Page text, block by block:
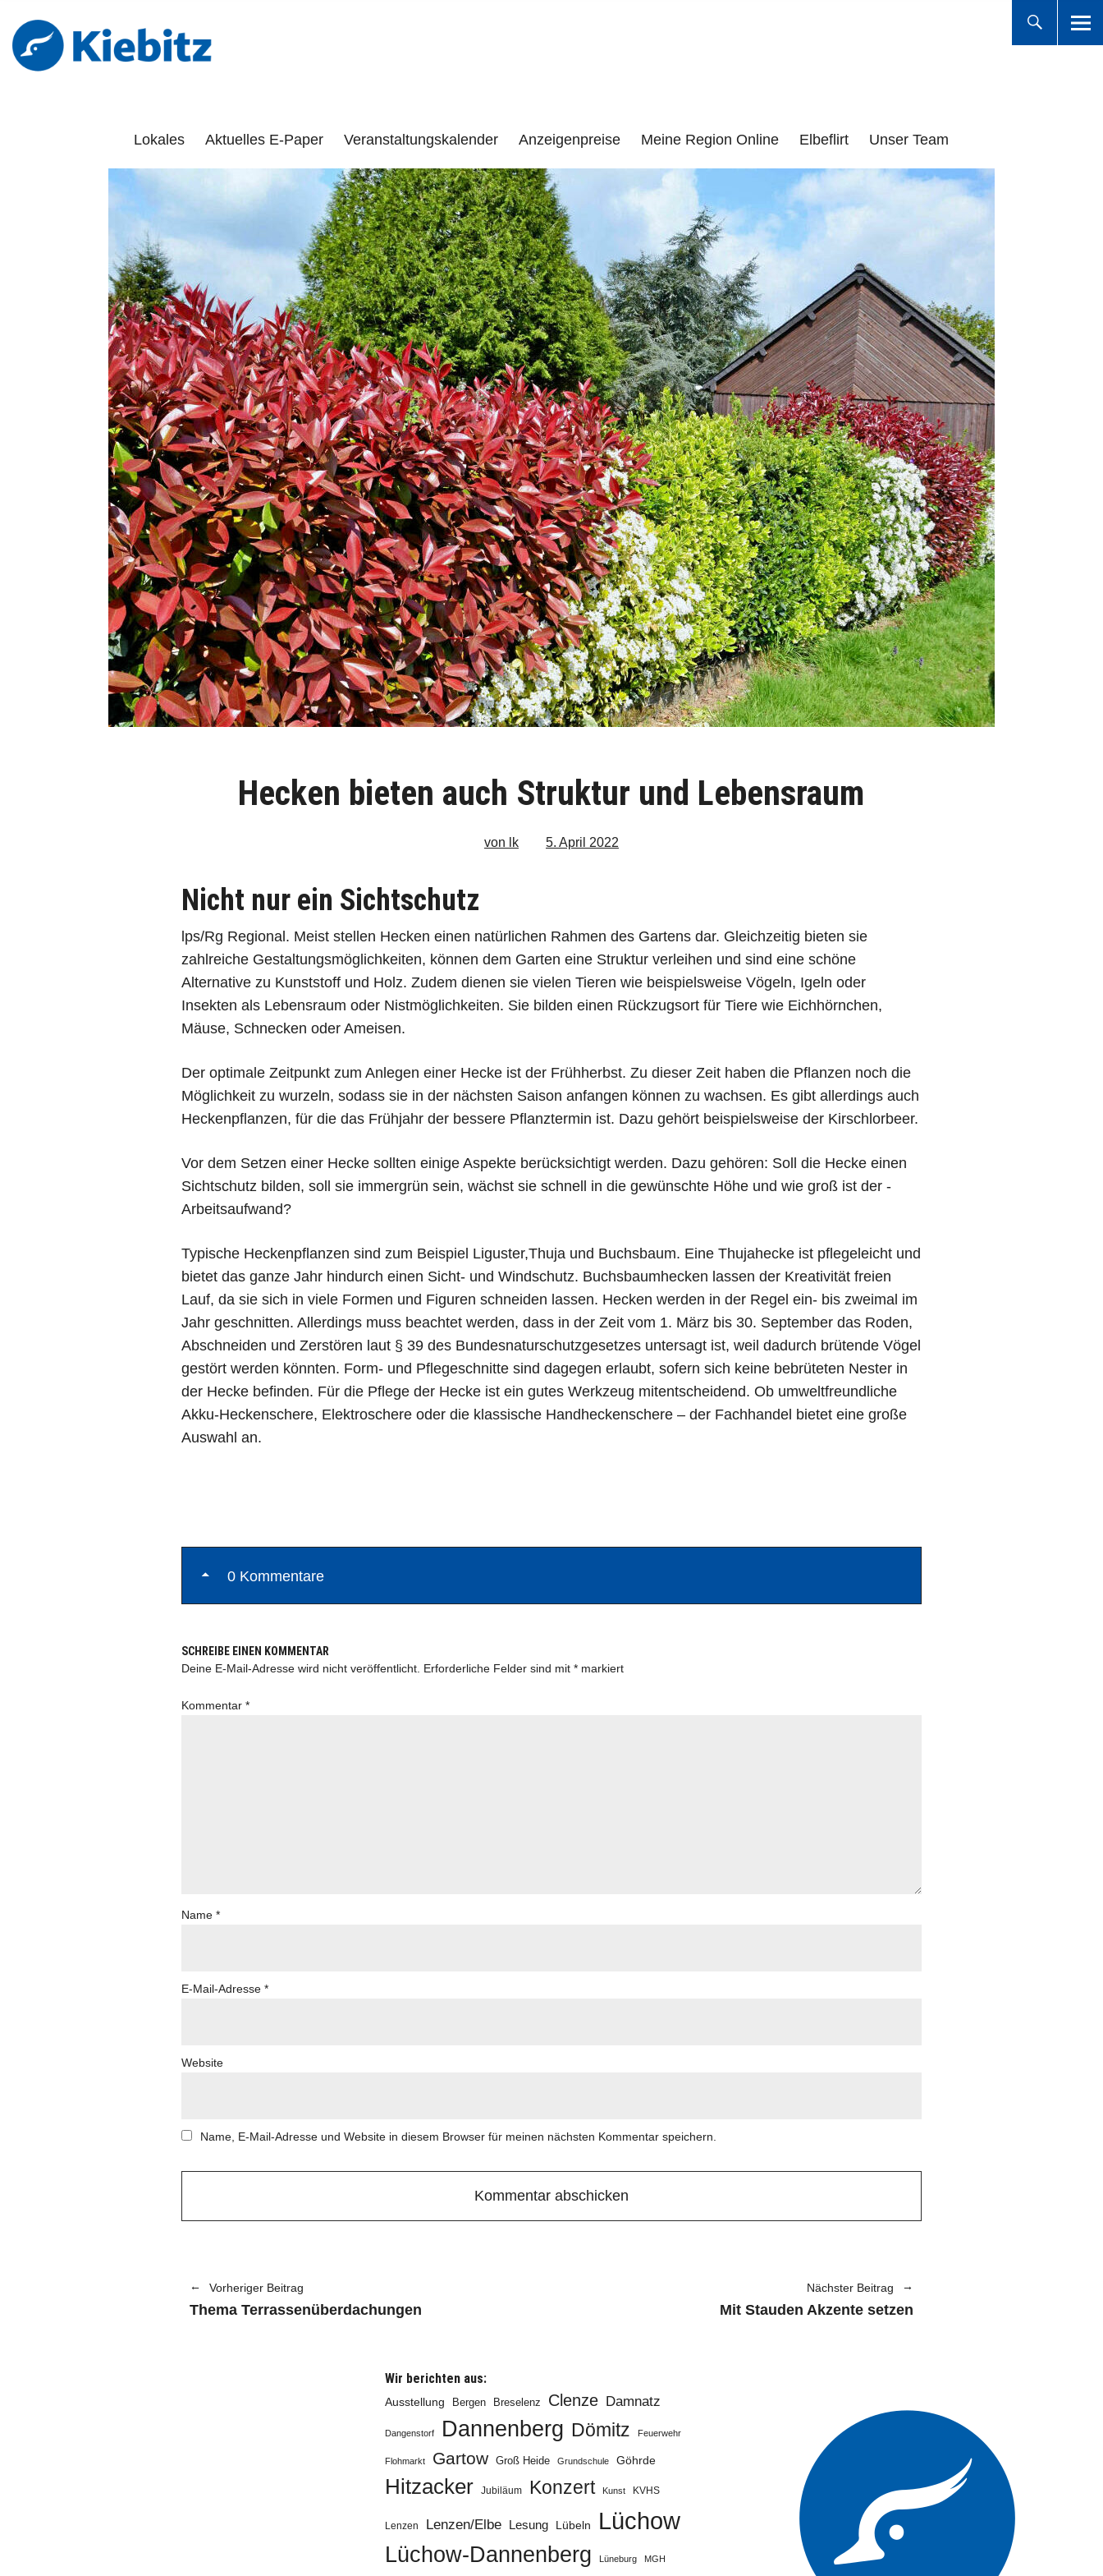
Kiebitz-Online
Lokales Aktuelles E-Paper Veranstaltungskalender Anzeigenpreise Meine Region Online Elbeflirt Unser Team
Hecken bieten auch Struktur und Lebensraum
von lk 5. April 2022
Nicht nur ein Sichtschutz
lps/Rg Regional. Meist stellen Hecken einen natürlichen Rahmen des Gartens dar. Gleichzeitig bieten sie
zahlreiche Gestaltungsmöglichkeiten, können dem Garten eine Struktur verleihen und sind eine schöne
Alternative zu Kunststoff und Holz. Zudem dienen sie vielen Tieren wie beispielsweise Vögeln, Igeln oder
Insekten als Lebensraum oder Nistmöglichkeiten. Sie bilden einen Rückzugsort für Tiere wie Eichhörnchen,
Mäuse, Schnecken oder Ameisen.
Der optimale Zeitpunkt zum Anlegen einer Hecke ist der Frühherbst. Zu dieser Zeit ­haben die Pflanzen noch die
Möglichkeit zu wurzeln, sodass sie in der nächsten ­Saison anfangen können zu wachsen. Es gibt allerdings auch
Heckenpflanzen, für die das Frühjahr der bessere Pflanztermin ist. Dazu gehört beispielsweise der Kirsch­lorbeer.
Vor dem Setzen einer Hecke sollten einige Aspekte berücksichtigt werden. Dazu gehören: Soll die Hecke einen
Sichtschutz bilden, soll sie immergrün sein, wächst sie schnell in die gewünschte Höhe und wie groß ist der ­
Arbeitsaufwand?
Typische Heckenpflanzen sind zum Beispiel Liguster,Thuja und Buchsbaum. Eine Thujahecke ist pflegeleicht und
bietet das ganze Jahr hindurch einen Sicht- und Windschutz. Buchsbaumhecken lassen der Kreativität freien
Lauf, da sie sich in viele Formen und Figuren schneiden lassen. ­Hecken werden in der Regel ein- bis zweimal im
Jahr geschnitten. Allerdings muss beachtet werden, dass in der Zeit vom 1. März bis 30. September das Roden,
Abschneiden und Zerstören laut § 39 des Bundesnaturschutzge­setzes untersagt ist, weil dadurch brütende Vögel
gestört werden könnten. Form- und Pflegeschnitte sind dagegen erlaubt, sofern sich keine bebrüteten Nester in
der Hecke befinden. Für die Pflege der Hecke ist ein gutes Werkzeug mitentscheidend. Ob umweltfreundliche
Akku-Heckenschere, Elektroschere oder die klassische Handheckenschere – der Fachhandel bietet eine große
Auswahl an.
0 Kommentare
SCHREIBE EINEN KOMMENTAR
Deine E-Mail-Adresse wird nicht veröffentlicht. Erforderliche Felder sind mit* markiert
Kommentar*
Name*
E-Mail-Adresse*
Website
Name, E-Mail-Adresse und Website in diesem Browser für meinen nächsten Kommentar speichern.
Vorheriger Beitrag
Thema Terrassenüberdachungen
Nächster Beitrag
Mit Stauden Akzente setzen
Wir berichten aus:
Ausstellung Bergen Breselenz Clenze Damnatz
Dangenstorf Dannenberg Dömitz Feuerwehr
Flohmarkt Gartow Groß Heide Grundschule Göhrde
Hitzacker Jubiläum Konzert Kunst KVHS
Lenzen Lenzen/Elbe Lesung Lübeln Lüchow
Lüchow-Dannenberg Lüneburg MGH